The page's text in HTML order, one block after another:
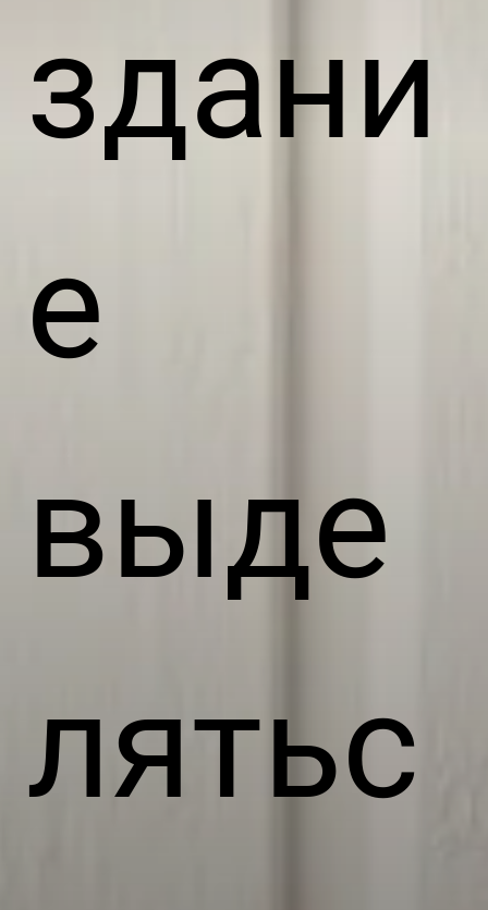
здани
е
выде
лятьс